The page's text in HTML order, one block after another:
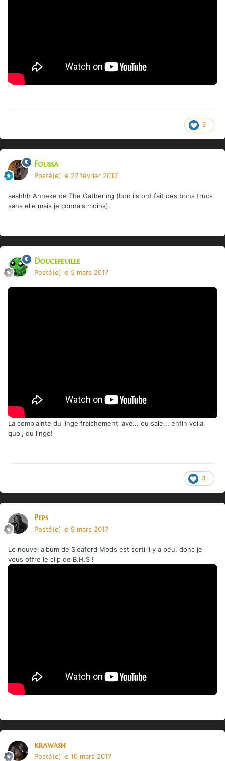
2
Foussa
Posté(e) le 27 février 2017
aaahhh Anneke de The Gathering (bon ils ont fait des bons trucs
sans elle mais je connais moins).
Doucefeuille
Posté(e) le 5 mars 2017
La complainte du linge fraichement lave... ou sale... enfin voila
quoi, du linge!
3
Peps
Posté(e) le 9 mars 2017
Le nouvel album de Sleaford Mods est sorti il y a peu, donc je
vous offre le clip de B.H.S !
krawash
Posté(e) le 10 mars 2017